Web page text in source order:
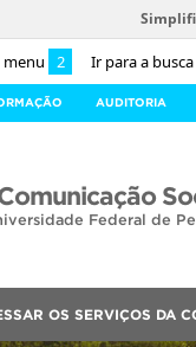
menu 2 Ir para a busca
AUDITORIA
Federal de
OS SERVIÇOS DA